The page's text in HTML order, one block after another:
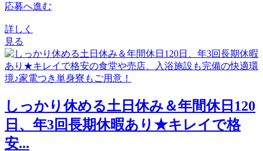
応募へ進む
詳しく
見る
しっかり休める土日休み＆年間休日120
日、年3回長期休暇あり★キレイで格
安...